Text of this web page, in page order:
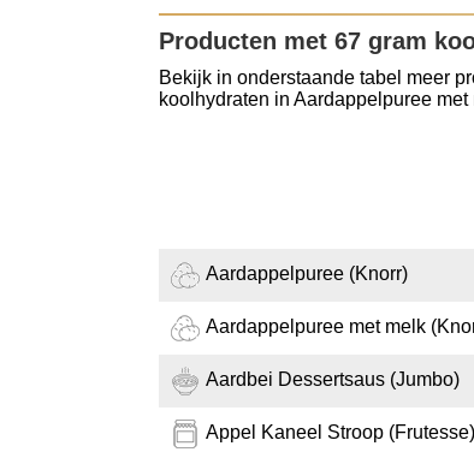
Producten met 67 gram
Bekijk in onderstaande tabel meer
koolhydraten in Aardappelpuree met
Aardappelpuree (Knorr)
Aardappelpuree met melk
Aardbei Dessertsaus (Jumbo)
Appel Kaneel Stroop (Frutesse)